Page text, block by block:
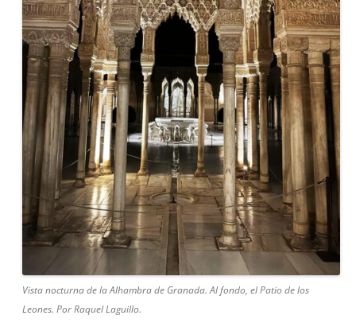
Vista nocturna de la Alhambra de Granada. Al fondo, el Patio de los
Leones. Por Raquel Laguillo.